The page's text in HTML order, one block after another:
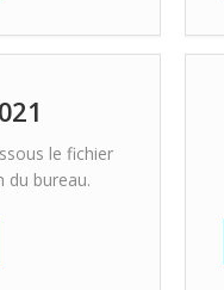
le fichier
du bureau.